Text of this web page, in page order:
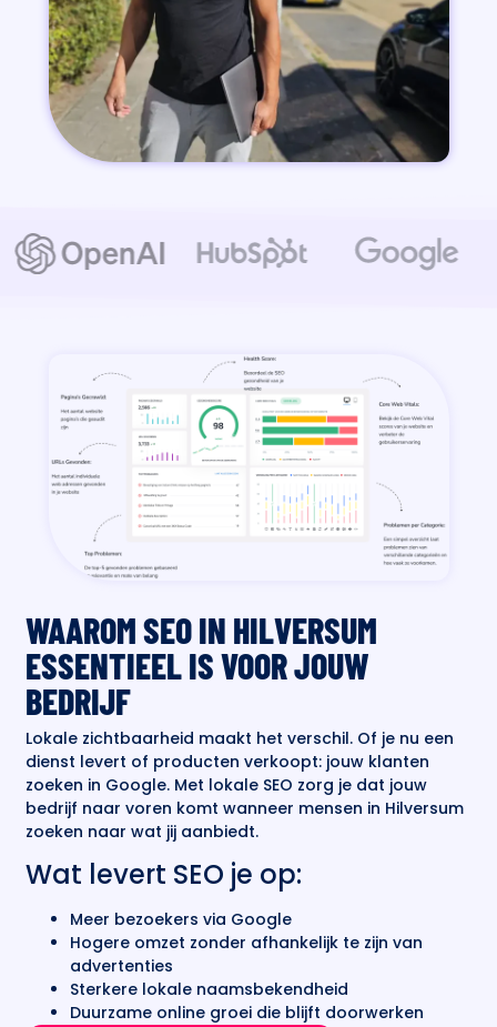
WAAROM SEO IN HILVERSUM
ESSENTIEEL IS VOOR JOUW
BEDRIJF
Lokale zichtbaarheid maakt het verschil. Of je nu een
dienst levert of producten verkoopt: jouw klanten
zoeken in Google. Met lokale SEO zorg je dat jouw
bedrijf naar voren komt wanneer mensen in Hilversum
zoeken naar wat jij aanbiedt.
Wat levert SEO je op:
Meer bezoekers via Google
Hogere omzet zonder afhankelijk te zijn van
advertenties
Sterkere lokale naamsbekendheid
Duurzame online groei die blijft doorwerken